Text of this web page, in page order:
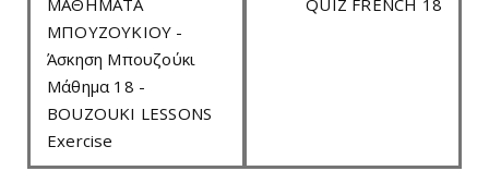
ΜΠΟΥΖΟΥΚΙΟΥ -
Άσκηση Μπουζούκι
Μάθημα 18 -
BOUZOUKI LESSONS
Exercise